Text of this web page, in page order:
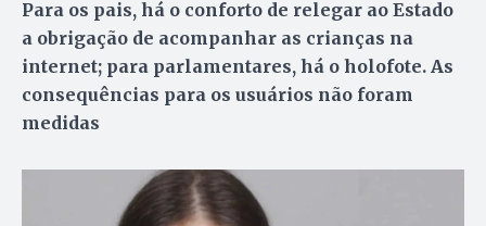
Para os pais, há o conforto de relegar ao Estado
a obrigação de acompanhar as crianças na
internet; para parlamentares, há o holofote. As
consequências para os usuários não foram
medidas